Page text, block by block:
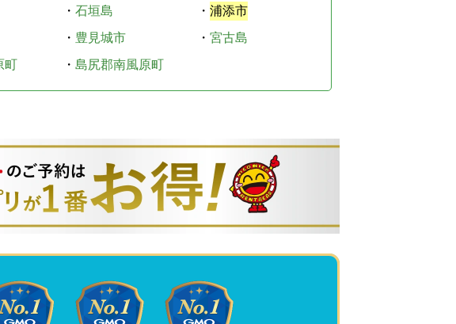
・ 石垣島 ・ 浦添市
・ 豊見城市 ・ 宮古島
町 ・ 島尻郡南風原町